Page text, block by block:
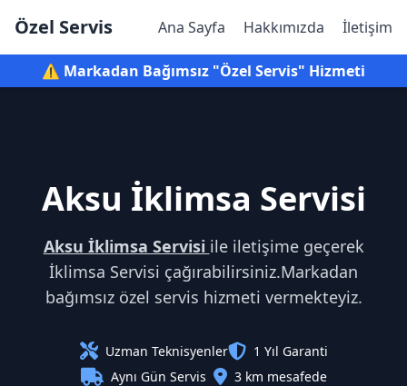
Özel Servis Ana Sayfa Hakkımızda İletişim
⚠️ Markadan Bağımsız "Özel Servis" Hizmeti
Aksu İklimsa Servisi
Aksu İklimsa Servisi ile iletişime geçerek
İklimsa Servisi çağırabilirsiniz.Markadan
bağımsız özel servis hizmeti vermekteyiz.
Uzman Teknisyenler
1 Yıl Garanti
Aynı Gün Servis
3 km mesafede